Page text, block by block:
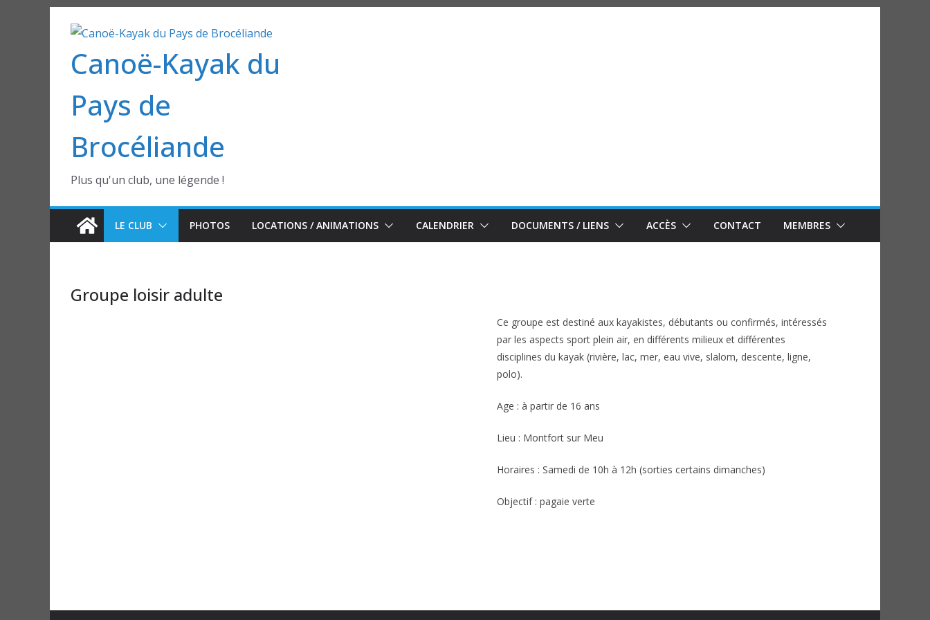
contenuCanoë-Kayak du
Pays de
Brocéliande
Plus qu'un club, une légende !
LE CLUB PHOTOS LOCATIONS / ANIMATIONS CALENDRIER DOCUMENTS / LIENS ACCÈS CONTACT MEMBRES
Groupe loisir adulte
Ce groupe est destiné aux kayakistes, débutants ou confirmés, intéressés
par les aspects sport plein air, en différents milieux et différentes
disciplines du kayak (rivière, lac, mer, eau vive, slalom, descente, ligne,
polo).
Age : à partir de 16 ans
Lieu : Montfort sur Meu
Horaires : Samedi de 10h à 12h (sorties certains dimanches)
Objectif : pagaie verte